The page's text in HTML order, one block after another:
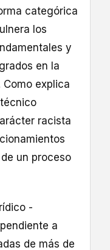
categórica
los
y
en la
Como explica
racista
un proceso
-
a
de más de